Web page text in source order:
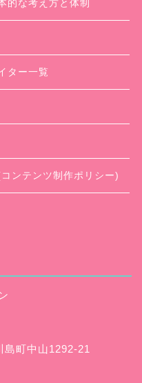
的な考え方と体制
ター一覧
ンテンツ制作ポリシー)
島町中山1292-21